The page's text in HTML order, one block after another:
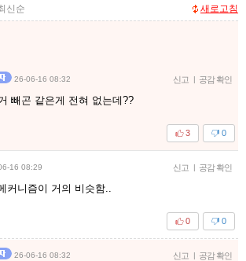
신순 새로고침
26-06-16 08:32 신고 | 공감 확인
빼곤 같은게 전혀 없는데??
0
3
16 08:29 신고 | 공감 확인
커니즘이 거의 비슷함..
0
0
26-06-16 08:32 신고 | 공감 확인